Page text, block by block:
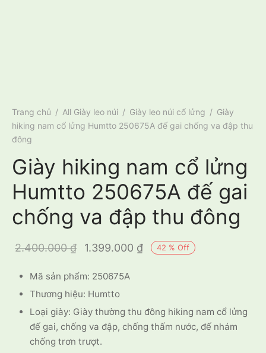
Trang chủ / All Giày leo núi / Giày leo núi cổ lửng / Giày
hiking nam cổ lửng Humtto 250675A đế gai chống va đập thu
đông
Giày hiking nam cổ lửng
Humtto 250675A đế gai
chống va đập thu đông
42 % Off
2.400.000₫
Giá gốc là:
1.399.000 ₫ Giá hiện tại
Mã sản phẩm: 250675A
Thương hiệu: Humtto
Loại giày: Giày thường thu đông hiking nam cổ lửng
đế gai, chống va đập, chống thấm nước, đế nhám
chống trơn trượt.